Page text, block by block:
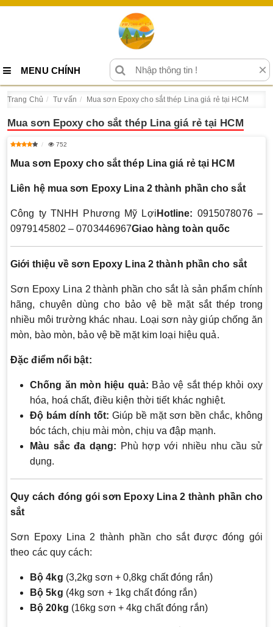
MENU CHÍNH ×
Trang Chủ Tư vấn Mua sơn Epoxy cho sắt thép Lina giá rẻ tại HCM
Mua sơn Epoxy cho sắt thép Lina giá rẻ tại HCM
752
Mua sơn Epoxy cho sắt thép Lina giá rẻ tại HCM
Liên hệ mua sơn Epoxy Lina 2 thành phần cho sắt
Công ty TNHH Phương Mỹ Lợi Hotline: 0915078076 –
0979145802 – 0703446967Giao hàng toàn quốc
Giới thiệu về sơn Epoxy Lina 2 thành phần cho sắt
Sơn Epoxy Lina 2 thành phần cho sắt là sản phẩm chính
hãng, chuyên dùng cho bảo vệ bề mặt sắt thép trong
nhiều môi trường khác nhau. Loại sơn này giúp chống ăn
mòn, bào mòn, bảo vệ bề mặt kim loại hiệu quả.
Đặc điểm nổi bật:
Chống ăn mòn hiệu quả: Bảo vệ sắt thép khỏi oxy
hóa, hoá chất, điều kiện thời tiết khác nghiệt.
Độ bám dính tốt: Giúp bề mặt sơn bền chắc, không
bóc tách, chịu mài mòn, chịu va đập mạnh.
Màu sắc đa dạng: Phù hợp với nhiều nhu cầu sử
dụng.
Quy cách đóng gói sơn Epoxy Lina 2 thành phần cho
sắt
Sơn Epoxy Lina 2 thành phần cho sắt được đóng gói
theo các quy cách:
Bộ 4kg (3,2kg sơn + 0,8kg chất đóng rắn)
Bộ 5kg (4kg sơn + 1kg chất đóng rắn)
Bộ 20kg (16kg sơn + 4kg chất đóng rắn)